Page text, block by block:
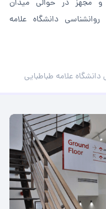
مجهز در حوالی میدان
دانشگاه علامه
علامه طباطبایی